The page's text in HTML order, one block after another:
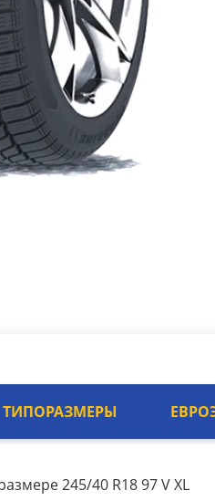
ТИПОРАЗМЕРЫ
245/40 R18 97 V XL